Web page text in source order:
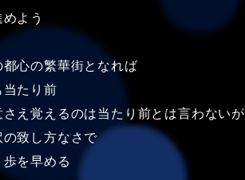
よう
都心の繁華街となれば
当たり前
さえ覚えるのは当たり前とは言わないが
の致し方なさで
歩を早める